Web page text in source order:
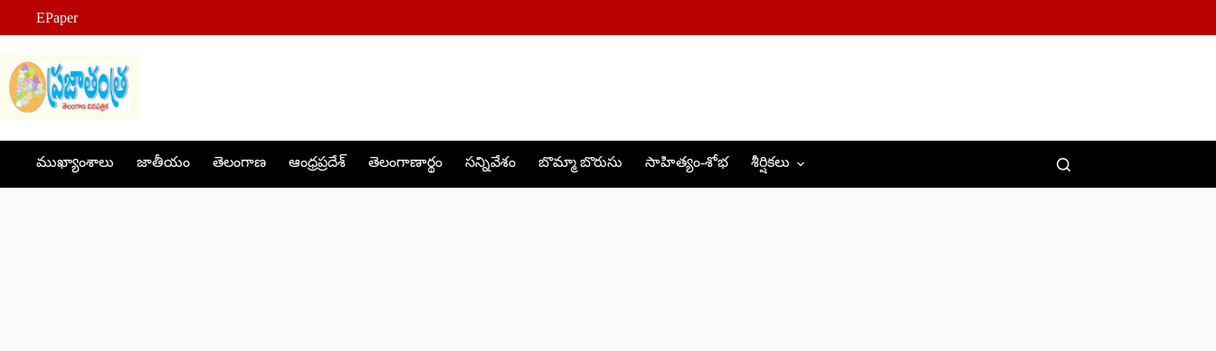
content
EPaper
ముఖ్యాంశాలు జాతీయం తెలంగాణ ఆంధ్రప్రదేశ్ తెలంగాణార్థం సన్నివేశం బొమ్మా బొరుసు సాహిత్యం-శోభ శీర్షికలు